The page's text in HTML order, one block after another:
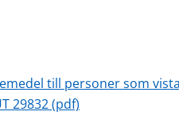
till personer som
29832 (pdf)